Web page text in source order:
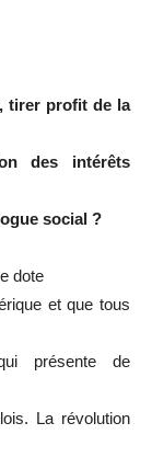
tirer profit de la
des intérêts
social ?
dote
et que tous
présente de
La révolution